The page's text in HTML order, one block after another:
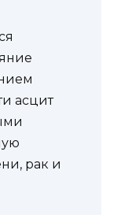
асцит
рак и